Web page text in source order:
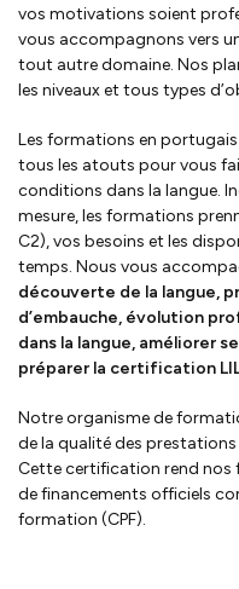
vos motivations soient
vous accompagnons vers
tout autre domaine. Nos
les niveaux et tous types
Les formations en
tous les atouts pour vous
conditions dans la langue.
mesure, les formations
C2), vos besoins et les
temps. Nous vous
découverte de la langue,
d’embauche, évolution
dans la langue, améliorer
préparer la certification
Notre organisme de
de la qualité des
Cette certification rend nos
de financements officiels
formation (CPF).